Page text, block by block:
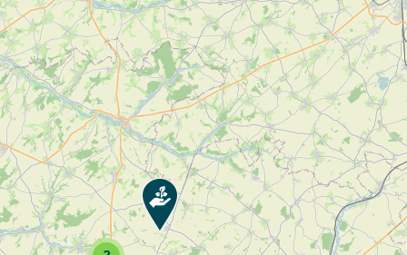
terrasses